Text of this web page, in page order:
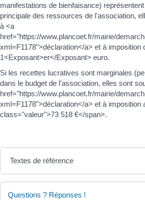
manifestations de bienfaisance)
principale des ressources de l'association,
à <a
href="https://www.plancoet.fr/mairie/
xml=F1178">déclaration</a> et à imposition
1<Exposant>er</Exposant> euro.
Si les recettes lucratives sont marginales
dans le budget de l'association, elles sont
href="https://www.plancoet.fr/mairie/
xml=F1178">déclaration</a> et à imposition
class="valeur">73 518 €</span>.
Textes de référence
Questions ? Réponses !